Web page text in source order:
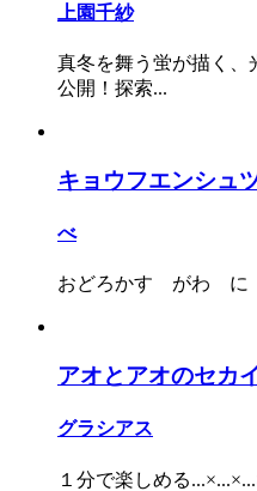
上園千紗
真冬を舞う蛍が描く、
公開！探索...
キョウフエンシュ
べ
おどろかす がわ に
アオとアオのセカ
グラシアス
１分で楽しめる